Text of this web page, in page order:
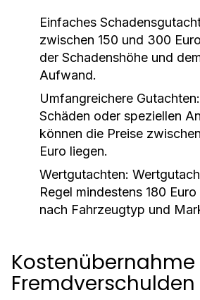
Einfaches
zwischen 150 und 300
der Schadenshöhe und
Aufwand.
Umfangreichere Gutachten:
Schäden oder speziellen
können die Preise
Euro liegen.
Wertgutachten:
Regel mindestens 180
nach Fahrzeugtyp und
Kostenübernahme
Fremdverschulden